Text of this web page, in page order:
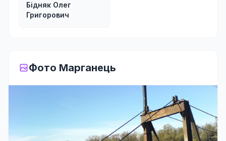
Бідняк Олег
Григорович
Фото Марганець